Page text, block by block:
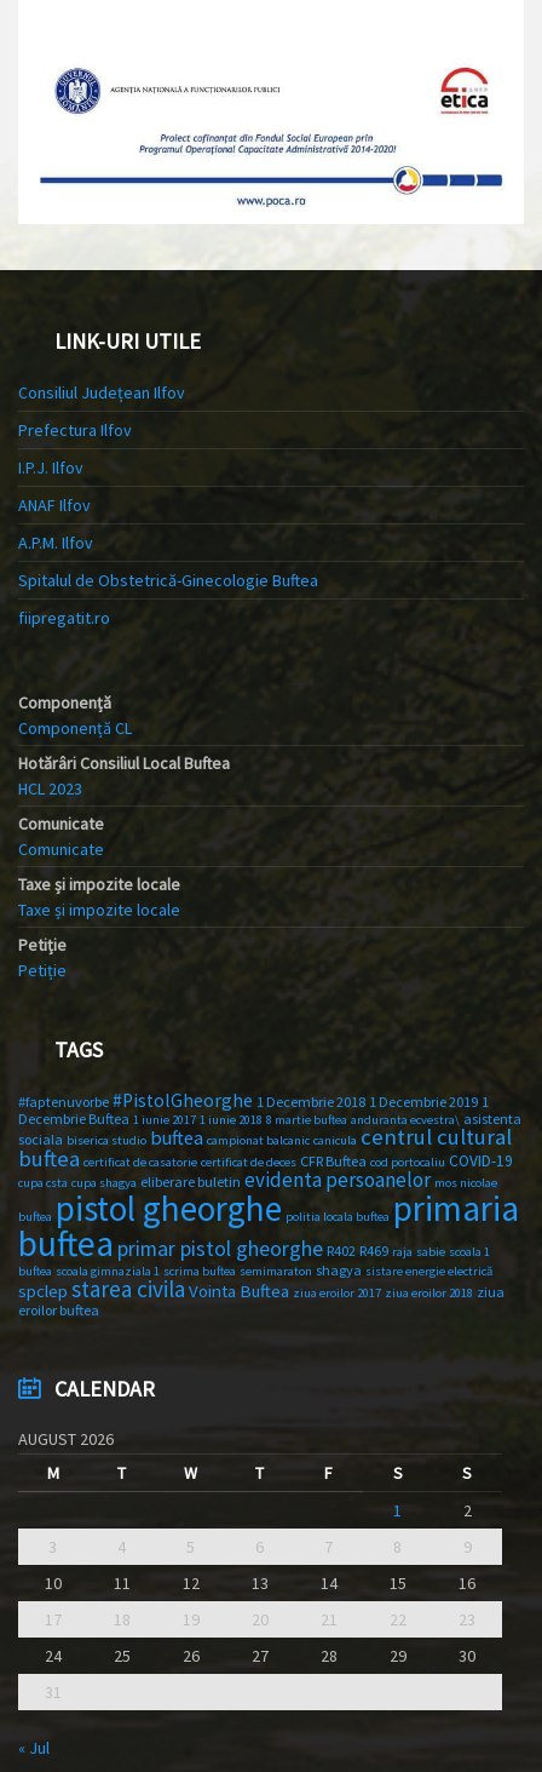
LINK-URI UTILE
Consiliul Județean Ilfov
Prefectura Ilfov
I.P.J. Ilfov
ANAF Ilfov
A.P.M. Ilfov
Spitalul de Obstetrică-Ginecologie Buftea
fiipregatit.ro
Componență
Componență CL
Hotărâri Consiliul Local Buftea
HCL 2023
Comunicate
Comunicate
Taxe și impozite locale
Taxe și impozite locale
Petiție
Petiție
TAGS
#faptenuvorbe #PistolGheorghe 1 Decembrie 2018 1 Decembrie 2019 1
Decembrie Buftea 1 iunie 2017 1 iunie 2018 8 martie buftea anduranta ecvestra\ asistenta
sociala biserica studio buftea campionat balcanic canicula centrul cultural
buftea certificat de casatorie certificat de deces CFR Buftea cod portocaliu COVID-19
cupa csta cupa shagya eliberare buletin evidenta persoanelor mos nicolae
buftea pistol gheorghe politia locala buftea primaria
buftea primar pistol gheorghe R402 R469 raja sabie scoala 1
buftea scoala gimnaziala 1 scrima buftea semimaraton shagya sistare energie electrică
spclep starea civila Vointa Buftea ziua eroilor 2017 ziua eroilor 2018 ziua
eroilor buftea
CALENDAR
AUGUST 2026
M
T W T F S
S
1
2
3
4 5 6 7 8
9
10
11 12 13 14 15
16
17
18 19 20 21 22
23
24
25 26 27 28 29
30
31
« Jul